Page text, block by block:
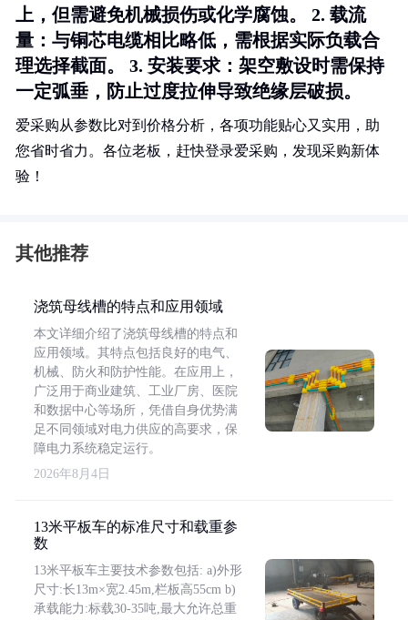
上，但需避免机械损伤或化学腐蚀。 2. 载流
量 ：与铜芯电缆相比略低，需根据实际负载合
理选择截面。 3. 安装要求：架空敷设时需保持
一定弧垂，防止过度拉伸导致绝缘层破损。
爱采购从参数比对到价格分析，各项功能贴心又实用，助
您省时省力。各位老板，赶快登录爱采购，发现采购新体
验！
其他推荐
浇筑母线槽的特点和应用领域
本文详细介绍了浇筑母线槽的特点和
应用领域。其特点包括良好的电气、
机械、防火和防护性能。在应用上，
广泛用于商业建筑、工业厂房、医院
和数据中心等场所，凭借自身优势满
足不同领域对电力供应的高要求，保
障电力系统稳定运行。
2026年8月4日
13米平板车的标准尺寸和载重参
数
13米平板车主要技术参数包括: a)外形
尺寸:长13m×宽2.45m,栏板高55cm b)
承载能力:标载30-35吨,最大允许总重